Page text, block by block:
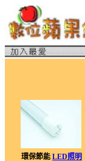
環保節能 LED照明